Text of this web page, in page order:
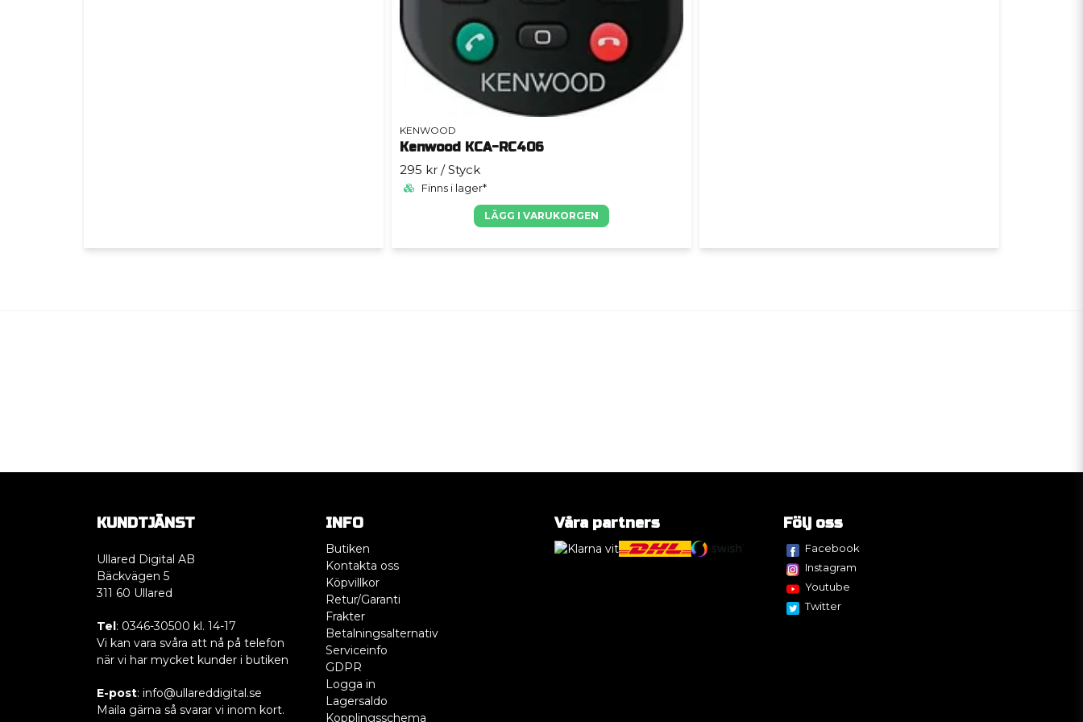
KENWOOD
Kenwood KCA-RC406
295 kr / Styck
Finns i lager*
LÄGG I VARUKORGEN
KUNDTJÄNST
Ullared Digital AB
Bäckvägen 5
311 60 Ullared
Tel: 0346-30500 kl. 14-17
Vi kan vara svåra att nå på telefon
när vi har mycket kunder i butiken
E-post: info@ullareddigital.se
Maila gärna så svarar vi inom kort.
INFO
Butiken
Kontakta oss
Köpvillkor
Retur/Garanti
Frakter
Betalningsalternativ
Serviceinfo
GDPR
Logga in
Lagersaldo
Kopplingsschema
Våra partners Följ oss
Facebook
Instagram
Youtube
Twitter